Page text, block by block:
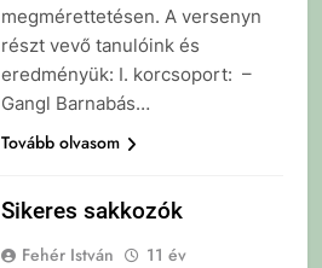
megmérettetésen. A versenyn
részt vevő tanulóink és
eredményük: I. korcsoport: –
Gangl Barnabás…
Tovább olvasom
Sikeres sakkozók
Fehér István
11 év